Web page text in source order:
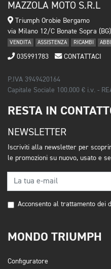
MAZZOLA MOTO S.R.L
Triumph Orobie Bergamo
via Milano 12/C Bonate Sopra (BG)
VENDITA ASSISTENZA RICAMBI
035991783 CONTATTACI
P.IVA 3949420164
Capitale Sociale 100.000 € i.v. -
RESTA IN
NEWSLETTER
Iscriviti alla newsletter per
le promozioni su nuovo, usato e
Acconsento al trattamento dei
MONDO TRIUMPH
Configuratore